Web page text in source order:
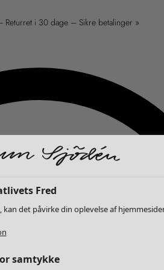
i 30 dage – Sikre betalinger »
Fred
det påvirke din oplevelse af
samtykke